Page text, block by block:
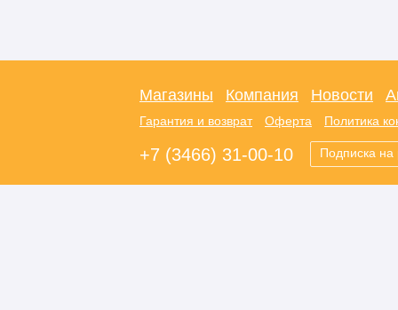
Магазины Компания Новости
Гарантия и возврат Оферта Политика
+7 (3466) 31-00-10 Подписка на